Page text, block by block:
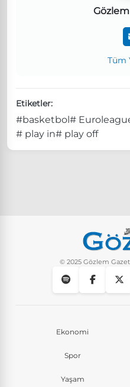
Tüm
Etiketler:
#basketbol#
# play in# play off
© 2025 Gözlem
Ekonomi
Spor
Yaşam